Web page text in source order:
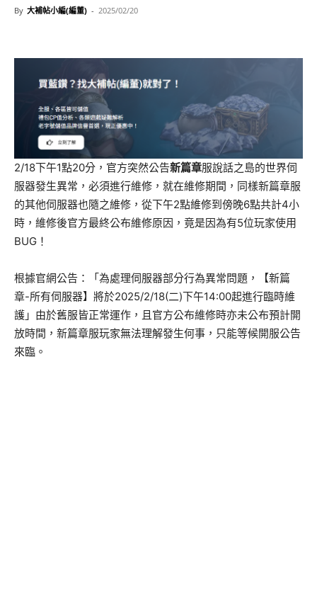
By 大補帖小編(編董) - 2025/02/20
2/18下午1點20分，官方突然公告新篇章服說話之島的世界伺
服器發生異常，必須進行維修，就在維修期間，同樣新篇章服
的其他伺服器也隨之維修，從下午2點維修到傍晚6點共計4小
時，維修後官方最終公布維修原因，竟是因為有5位玩家使用
BUG！
根據官網公告：「為處理伺服器部分行為異常問題，【新篇
章-所有伺服器】將於2025/2/18(二)下午14:00起進行臨時維
護」由於舊服皆正常運作，且官方公布維修時亦未公布預計開
放時間，新篇章服玩家無法理解發生何事，只能等候開服公告
來臨。